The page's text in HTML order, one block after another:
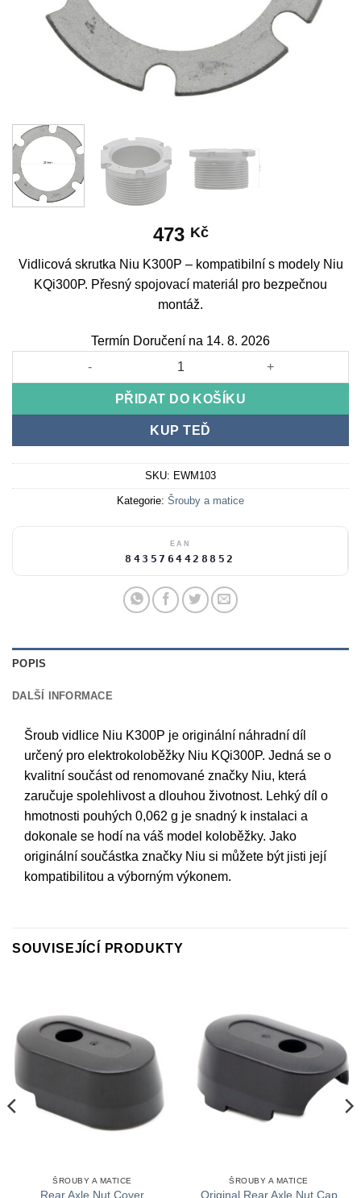
473 Kč
Vidlicová skrutka Niu K300P – kompatibilní s modely Niu
KQi300P. Přesný spojovací materiál pro bezpečnou
montáž.
Termín Doručení na 14. 8. 2026
Fork screw Niu K300P množství
PŘIDAT DO KOŠÍKU
KUP TEĎ
SKU: EWM103
Kategorie: Šrouby a matice
EAN
8435764428852
POPIS
DALŠÍ INFORMACE
Šroub vidlice Niu K300P je originální náhradní díl
určený pro elektrokoloběžky Niu KQi300P. Jedná se o
kvalitní součást od renomované značky Niu, která
zaručuje spolehlivost a dlouhou životnost. Lehký díl o
hmotnosti pouhých 0,062 g je snadný k instalaci a
dokonale se hodí na váš model koloběžky. Jako
originální součástka značky Niu si můžete být jisti její
kompatibilitou a výborným výkonem.
SOUVISEJÍCÍ PRODUKTY
ŠROUBY A MATICE
Rear Axle Nut Cover
ŠROUBY A MATICE
Original Rear Axle Nut Cap